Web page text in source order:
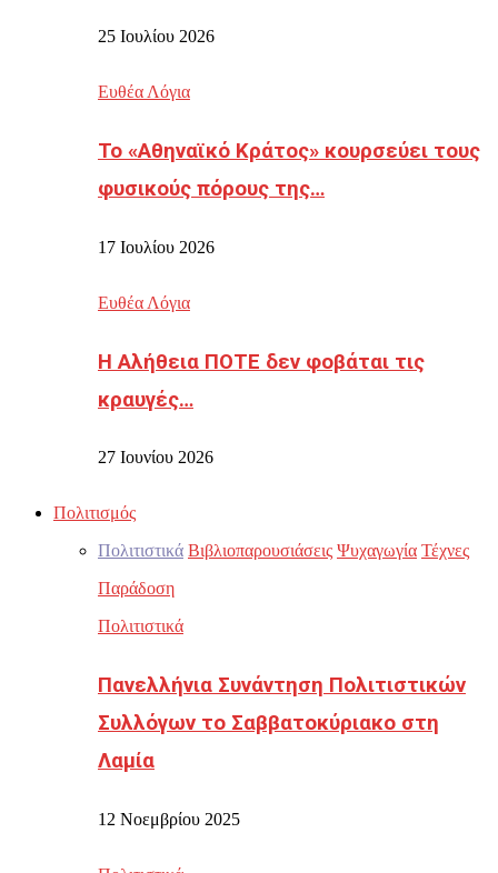
25 Ιουλίου 2026
Ευθέα Λόγια
Το «Αθηναϊκό Κράτος» κουρσεύει τους
φυσικούς πόρους της…
17 Ιουλίου 2026
Ευθέα Λόγια
Η Αλήθεια ΠΟΤΕ δεν φοβάται τις
κραυγές…
27 Ιουνίου 2026
Πολιτισμός
Πολιτιστικά Βιβλιοπαρουσιάσεις Ψυχαγωγία Τέχνες
Παράδοση
Πολιτιστικά
Πανελλήνια Συνάντηση Πολιτιστικών
Συλλόγων το Σαββατοκύριακο στη
Λαμία
12 Νοεμβρίου 2025